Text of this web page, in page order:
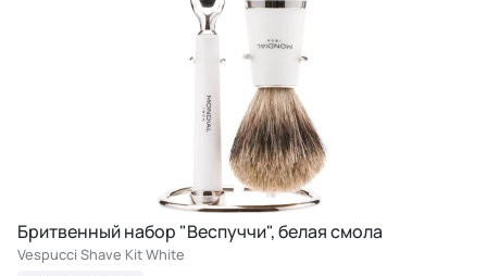
Бритвенный набор "Веспуччи", белая смола
Vespucci Shave Kit White